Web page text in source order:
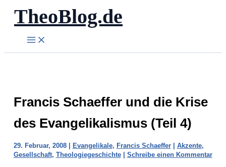
Zum
Inhalt
springen
TheoBlog.de
Francis Schaeffer und die Krise
des Evangelikalismus (Teil 4)
29. Februar, 2008 | Evangelikale, Francis Schaeffer| Akzente,
Gesellschaft, Theologiegeschichte| Schreibe einen Kommentar